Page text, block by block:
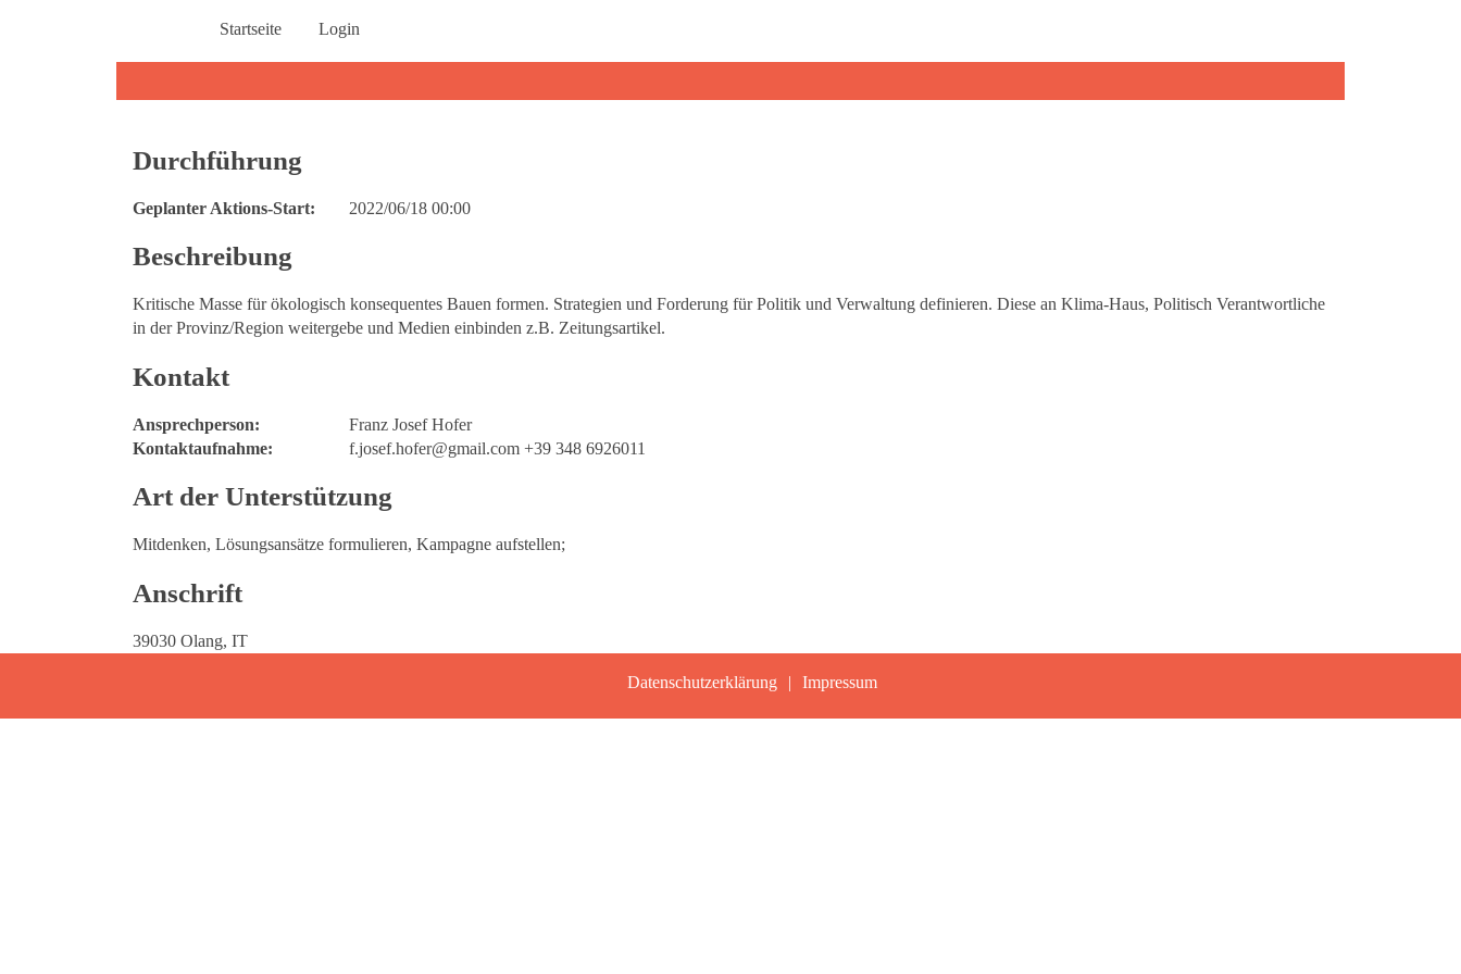
Startseite Login
Durchführung
Geplanter Aktions-Start: 2022/06/18 00:00
Beschreibung
Kritische Masse für ökologisch konsequentes Bauen formen. Strategien und Forderung für Politik und Verwaltung definieren. Diese an Klima-Haus, Politisch Verantwortliche
in der Provinz/Region weitergebe und Medien einbinden z.B. Zeitungsartikel.
Kontakt
Ansprechperson:
Franz Josef Hofer
Kontaktaufnahme:
f.josef.hofer@gmail.com +39 348 6926011
Art der Unterstützung
Mitdenken, Lösungsansätze formulieren, Kampagne aufstellen;
Anschrift
39030 Olang, IT
Datenschutzerklärung Impressum